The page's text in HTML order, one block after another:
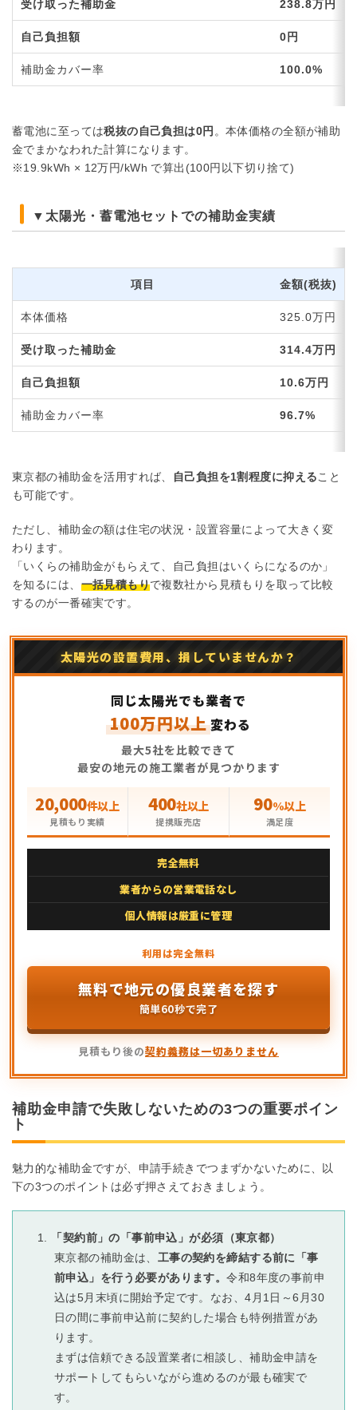
受け取った補助金 238.8万円
自己負担額 0円
補助金カバー率 100.0%
蓄電池に至っては税抜の自己負担は0円 。本体価格の全額が補助
金でまかなわれた計算になります。
※19.9kWh × 12万円/kWh で算出(100円以下切り捨て)
▼太陽光・蓄電池セットでの補助金実績
項目 金額(税抜)
本体価格 325.0万円
受け取った補助金 314.4万円
自己負担額 10.6万円
補助金カバー率 96.7%
東京都の補助金を活用すれば、 自己負担を1割程度に抑えること
も可能です。
ただし、補助金の額は住宅の状況・設置容量によって大きく変
わります。
「いくらの補助金がもらえて、自己負担はいくらになるのか」
を知るには、 一括見積もりで複数社から見積もりを取って比較
するのが一番確実です。
太陽光の設置費用、損していませんか？
同じ太陽光でも業者で
100万円以上変わる
最大5社を比較できて
最安の地元の施工業者が見つかります
20,000件以上
見積もり実績
400社以上
提携販売店
90%以上
満足度
完全無料
業者からの営業電話なし
個人情報は厳重に管理
無料で地元の優良業者を探す
簡単60秒で完了
見積もり後の契約義務は一切ありません
補助金申請で失敗しないための3つの重要ポイン
ト
魅力的な補助金ですが、申請手続きでつまずかないために、以
下の3つのポイントは必ず押さえておきましょう。
「契約前」の「事前申込」が必須（東京都）
東京都の補助金は、 工事の契約を締結する前に「事
前申込」を行う必要があります。令和8年度の事前申
込は5月末頃に開始予定です。なお、4月1日～6月30
日の間に事前申込前に契約した場合も特例措置があ
ります。
まずは信頼できる設置業者に相談し、補助金申請を
サポートしてもらいながら進めるのが最も確実で
す。